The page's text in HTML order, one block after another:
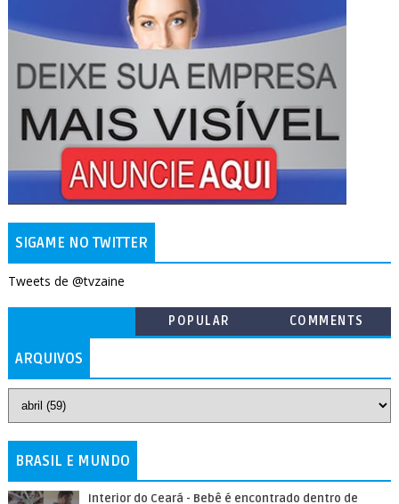
SIGAME NO TWITTER
Tweets de @tvzaine
POPULAR COMMENTS
ARQUIVOS
BRASIL E MUNDO
Interior do Ceará - Bebê é encontrado dentro de